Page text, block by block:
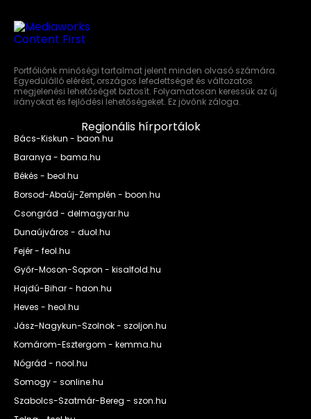
Portfóliónk minőségi tartalmat jelent minden olvasó számára.
Egyedülálló elérést, országos lefedettséget és változatos
megjelenési lehetőséget biztosít. Folyamatosan keressük az új
irányokat és fejlődési lehetőségeket. Ez jövőnk záloga.
Regionális hírportálok
Bács-Kiskun - baon.hu
Baranya - bama.hu
Békés - beol.hu
Borsod-Abaúj-Zemplén - boon.hu
Csongrád - delmagyar.hu
Dunaújváros - duol.hu
Fejér - feol.hu
Győr-Moson-Sopron - kisalfold.hu
Hajdú-Bihar - haon.hu
Heves - heol.hu
Jász-Nagykun-Szolnok - szoljon.hu
Komárom-Esztergom - kemma.hu
Nógrád - nool.hu
Somogy - sonline.hu
Szabolcs-Szatmár-Bereg - szon.hu